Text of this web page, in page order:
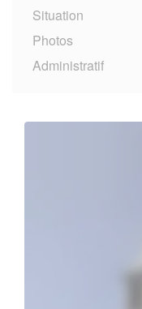
Situation
Photos
Administratif